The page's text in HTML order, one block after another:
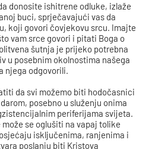
donosite ishitrene odluke, izlaže
buci, sprječavajući vas da
koji govori čovjekovu srcu. Imajte
vam srce govori i pitati Boga o
šutnja je prijeko potrebna
u posebnim okolnostima našega
njega odgovorili.
da svi možemo biti hodočasnici
posebno u služenju onima
periferijama svijeta.
se oglušiti na vapaj tolike
isključenima, ranjenima i
poslanju biti Kristova